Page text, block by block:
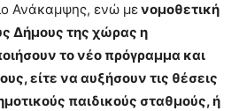
Ανάκαμψης, ενώ μενομοθετική
Δήμους της χώρας η
το νέο πρόγραμμα και
είτε να αυξήσουν τις θέσεις
παιδικούς σταθμούς, ή